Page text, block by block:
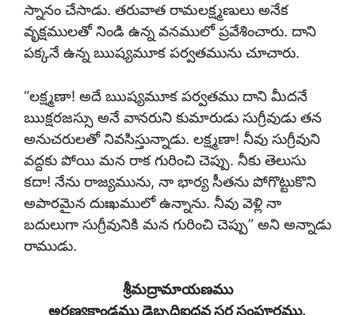
స్నానం చేసాడు. తరువాత రామలక్ష్మణులు అనేక
వృక్షములతో నిండి ఉన్న వనములో ప్రవేశించారు. దాని
పక్కనే ఉన్న ఋష్యమూక పర్వతమును చూచారు.
“లక్ష్మణా! అదే ఋష్యమూక పర్వతము దాని మీదనే
ఋక్షరజస్సు అనే వానరుని కుమారుడు సుగ్రీవుడు తన
అనుచరులతో నివసిస్తున్నాడు. లక్ష్మణా! నీవు సుగ్రీవుని
వద్దకు పోయి మన రాక గురించి చెప్పు. నీకు తెలుసు
కదా! నేను రాజ్యమును, నా భార్య సీతను పోగొట్టుకొని
అపారమైన దుఃఖములో ఉన్నాను. నీవు వెళ్లి నా
బదులుగా సుగ్రీవునికి మన గురించి చెప్పు” అని అన్నాడు
రాముడు.
శ్రీమద్రామాయణము
అరణ్యకాండము డెబ్బదిఐదవ సర్గ సంపూర్ణము.